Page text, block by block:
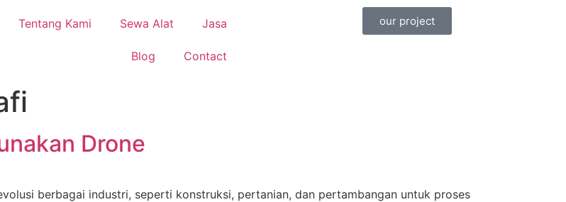
Tentang Kami Sewa Alat Jasa
Blog Contact
our project
Drone
berbagai industri, seperti konstruksi, pertanian, dan pertambangan untuk proses